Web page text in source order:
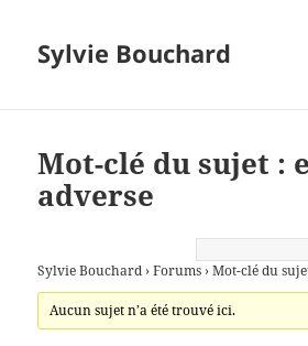
Sylvie Bouchard
Mot-clé du sujet :
adverse
Sylvie Bouchard › Forums › Mot-clé du
Aucun sujet n’a été trouvé ici.